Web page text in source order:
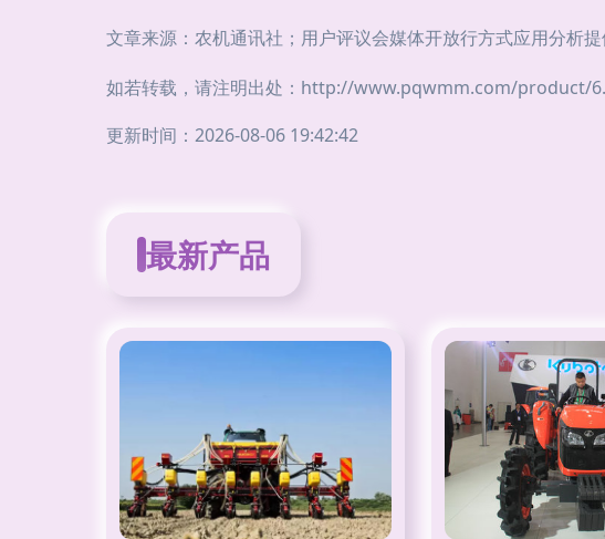
文章来源：农机通讯社；用户评议会媒体开放行方式应用分析
如若转载，请注明出处：http://www.pqwmm.com/product/
更新时间：2026-08-06 19:42:42
最新产品